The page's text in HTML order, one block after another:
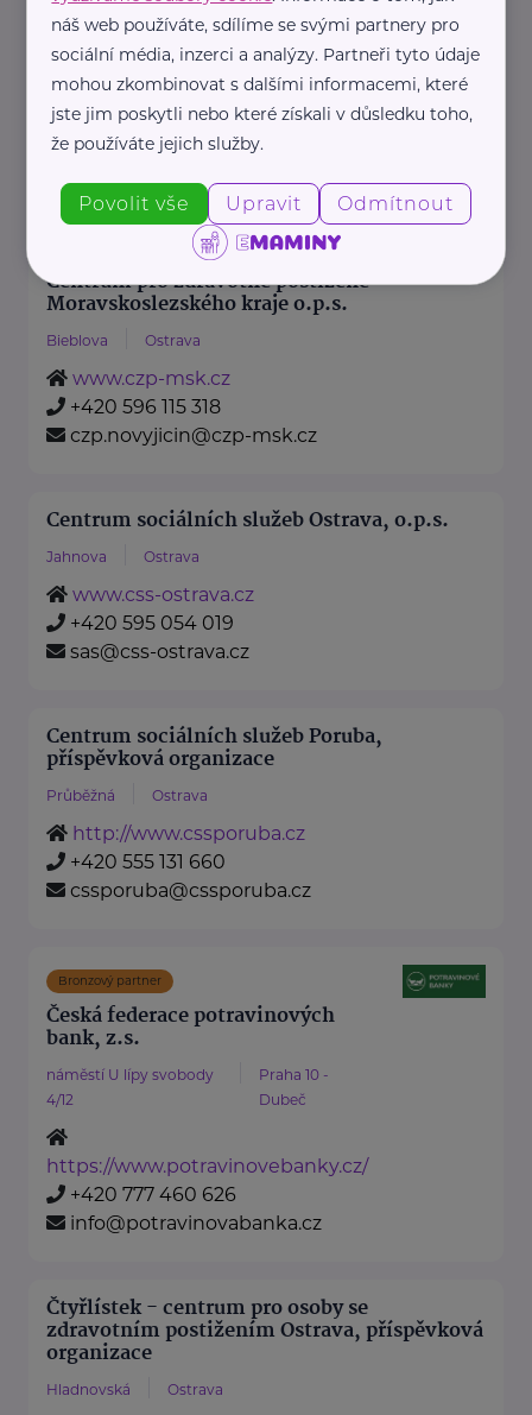
Centrum pro rodinu a sociální péči z. s.
http://www.prorodiny.cz
cpr@prorodiny.cz
Centrum pro zdravotně postižené
Moravskoslezského kraje o.p.s.
Bieblova Ostrava
www.czp-msk.cz
+420 596 115 318
czp.novyjicin@czp-msk.cz
Centrum sociálních služeb Ostrava, o.p.s.
Jahnova Ostrava
www.css-ostrava.cz
+420 595 054 019
sas@css-ostrava.cz
Centrum sociálních služeb Poruba,
příspěvková organizace
Průběžná Ostrava
http://www.cssporuba.cz
+420 555 131 660
cssporuba@cssporuba.cz
Bronzový partner
Česká federace potravinových
bank, z.s.
náměstí U lípy svobody
4/12
Praha 10 -
Dubeč
https://www.potravinovebanky.cz/
+420 777 460 626
info@potravinovabanka.cz
Čtyřlístek - centrum pro osoby se
zdravotním postižením Ostrava, příspěvková
organizace
Hladnovská Ostrava
náš web používáte, sdílíme se svými partnery pro
sociální média, inzerci a analýzy. Partneři tyto údaje
mohou zkombinovat s dalšími informacemi, které
jste jim poskytli nebo které získali v důsledku toho,
že používáte jejich služby.
Povolit vše Upravit Odmítnout